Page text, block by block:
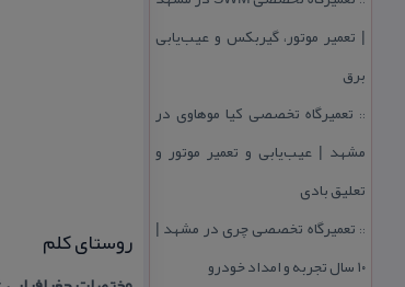
| تعمیر موتور، گیربكس و عیب‌یابی
برق
:: تعمیرگاه تخصصی كیا موهاوی در
مشهد | عیب‌یابی و تعمیر موتور و
تعلیق بادی
:: تعمیرگاه تخصصی چری در مشهد |
۱۰ سال تجربه و امداد خودرو
روستای كلم